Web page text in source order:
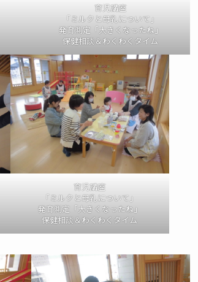
育児講座
「ミルクと母乳について」
発育測定「大きくなったね」
保健相談＆わくわくタイム
育児講座
「ミルクと母乳について」
発育測定「大きくなったね」
保健相談＆わくわくタイム